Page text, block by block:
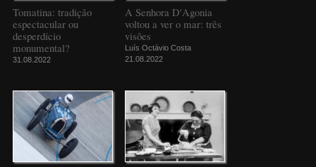
Tomatina: tradição
espectacular ou
desperdício
monumental?
31.08.2022
A Senhora D'Agonia
voltou a ver o mar: três
visões
Luís Octávio Costa
21.08.2022